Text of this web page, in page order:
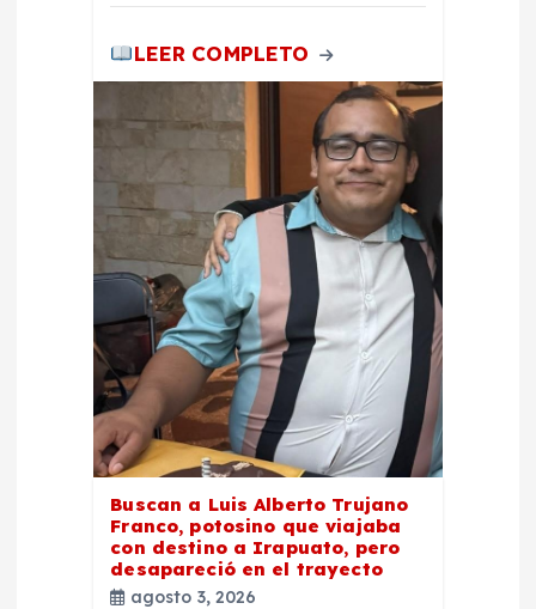
LEER COMPLETO
Buscan a Luis Alberto Trujano
Franco, potosino que viajaba
con destino a Irapuato, pero
desapareció en el trayecto
agosto 3, 2026